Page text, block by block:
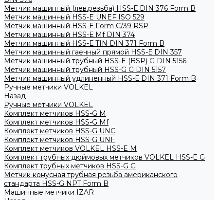
Метчик машинный (лев.резьба) HSS-Е DIN 376 Form B
Метчик машинный HSS-E UNEF ISO 529
Метчик машинный HSS-Е Form C/39 RSP
Метчик машинный HSS-Е Mf DIN 374
Метчик машинный HSS-Е TIN DIN 371 Form B
Метчик машинный гаечный прямой HSS-Е DIN 357
Метчик машинный трубный HSS-E (BSP) G DIN 5156
Метчик машинный трубный HSS-G G DIN 5157
Метчик машинный удлиненный HSS-Е DIN 371 Form B
Ручные метчики VOLKEL
Назад
Ручные метчики VOLKEL
Комплект метчиков HSS-G M
Комплект метчиков HSS-G Mf
Комплект метчиков HSS-G UNC
Комплект метчиков HSS-G UNF
Комплект метчиков VOLKEL HSS-E M
Комплект трубных дюймовых метчиков VOLKEL HSS-E G
Комплект трубных метчиков HSS-G G
Метчик конусная трубная резьба американского
стандарта HSS-G NPT Form B
Машинные метчики IZAR